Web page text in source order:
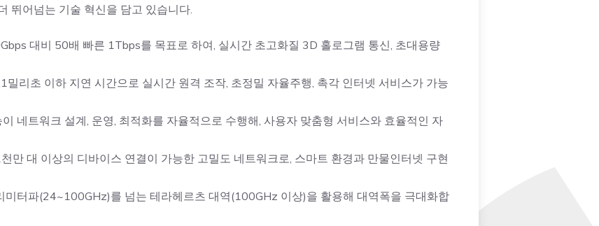
뛰어넘는 기술 혁신을 담고 있습니다.
대비 50배 빠른 1Tbps를 목표로 하여, 실시간 초고화질 3D 홀로그램 통신, 초대용량
밀리초 이하 지연 시간으로 실시간 원격 조작, 초정밀 자율주행, 촉각 인터넷 서비스가 가능
네트워크 설계, 운영, 최적화를 자율적으로 수행해, 사용자 맞춤형 서비스와 효율적인 자
만 대 이상의 디바이스 연결이 가능한 고밀도 네트워크로, 스마트 환경과 만물인터넷 구현
미터파(24~100GHz)를 넘는 테라헤르츠 대역(100GHz 이상)을 활용해 대역폭을 극대화합